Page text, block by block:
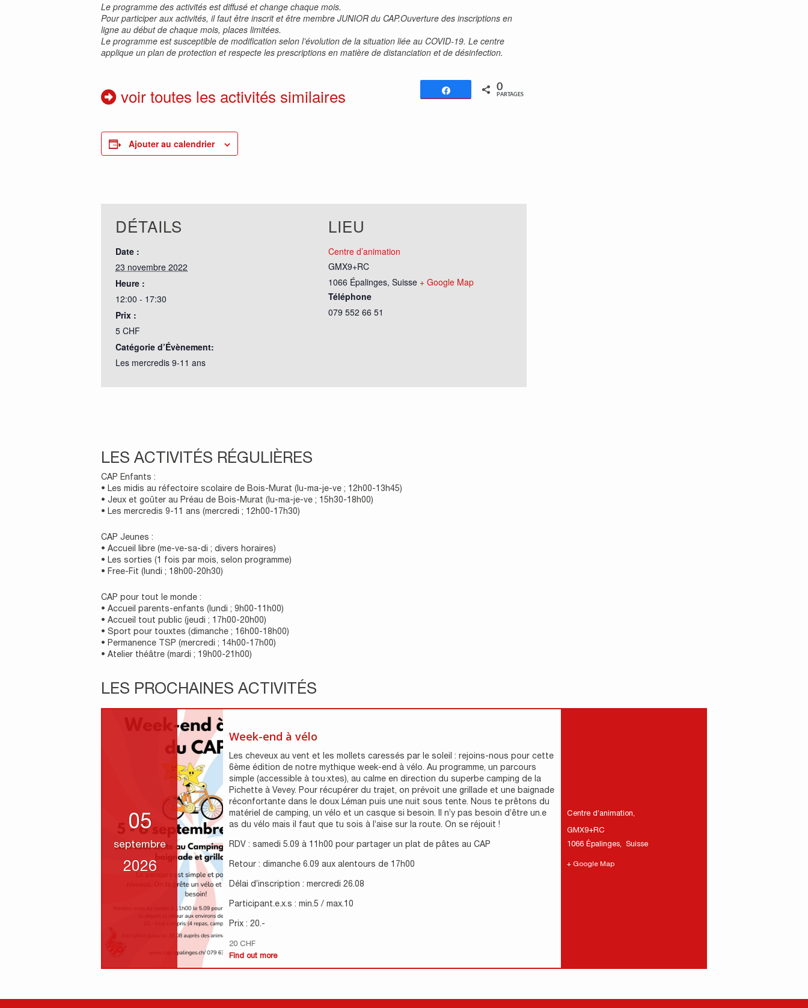
Le programme des activités est diffusé et change chaque mois.
Pour participer aux activités, il faut être inscrit et être membre JUNIOR du CAP.Ouverture des inscriptions en
ligne au début de chaque mois, places limitées.
Le programme est susceptible de modification selon l’évolution de la situation liée au COVID-19. Le centre
applique un plan de protection et respecte les prescriptions en matière de distanciation et de désinfection.
Partagez 0
PARTAGES
voir toutes les activités similaires
Ajouter au calendrier
DÉTAILS
Date :
23 novembre 2022
Heure :
12:00 - 17:30
Prix :
5 CHF
Catégorie d’Évènement:
Les mercredis 9-11 ans
LIEU
Centre d’animation
GMX9+RC
1066 Épalinges, Suisse + Google Map
Téléphone
079 552 66 51
LES ACTIVITÉS RÉGULIÈRES
CAP Enfants :
• Les midis au réfectoire scolaire de Bois-Murat (lu-ma-je-ve ; 12h00-13h45)
• Jeux et goûter au Préau de Bois-Murat (lu-ma-je-ve ; 15h30-18h00)
• Les mercredis 9-11 ans (mercredi ; 12h00-17h30)
CAP Jeunes :
• Accueil libre (me-ve-sa-di ; divers horaires)
• Les sorties (1 fois par mois, selon programme)
• Free-Fit (lundi ; 18h00-20h30)
CAP pour tout le monde :
• Accueil parents-enfants (lundi ; 9h00-11h00)
• Accueil tout public (jeudi ; 17h00-20h00)
• Sport pour touxtes (dimanche ; 16h00-18h00)
• Permanence TSP (mercredi ; 14h00-17h00)
• Atelier théâtre (mardi ; 19h00-21h00)
LES PROCHAINES ACTIVITÉS
05
septembre
2026
Week-end à vélo
Les cheveux au vent et les mollets caressés par le soleil : rejoins-nous pour cette
6ème édition de notre mythique week-end à vélo. Au programme, un parcours
simple (accessible à tou·xtes), au calme en direction du superbe camping de la
Pichette à Vevey. Pour récupérer du trajet, on prévoit une grillade et une baignade
réconfortante dans le doux Léman puis une nuit sous tente. Nous te prêtons du
matériel de camping, un vélo et un casque si besoin. Il n’y pas besoin d’être un.e
as du vélo mais il faut que tu sois à l’aise sur la route. On se réjouit !
RDV : samedi 5.09 à 11h00 pour partager un plat de pâtes au CAP
Retour : dimanche 6.09 aux alentours de 17h00
Délai d’inscription : mercredi 26.08
Participant.e.x.s : min.5 / max.10
Prix : 20.-
20 CHF
Find out more
Centre d’animation,
GMX9+RC
1066 Épalinges, Suisse
+ Google Map